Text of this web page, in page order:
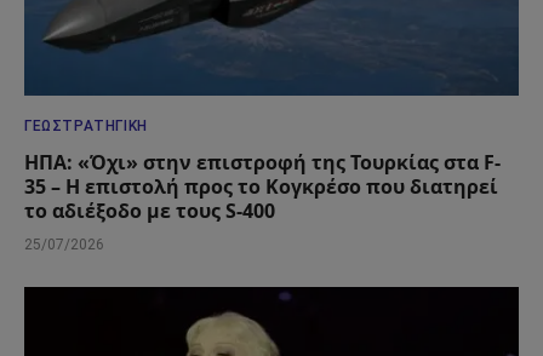
ΓΕΩΣΤΡΑΤΗΓΙΚΉ
ΗΠΑ: «Όχι» στην επιστροφή της Τουρκίας στα F-
35 – Η επιστολή προς το Κογκρέσο που διατηρεί
το αδιέξοδο με τους S-400
25/07/2026